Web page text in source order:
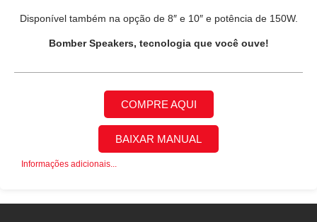
Disponível também na opção de 8″ e 10″ e potência de 150W.
Bomber Speakers, tecnologia que você ouve!
COMPRE AQUI
BAIXAR MANUAL
Informações adicionais...